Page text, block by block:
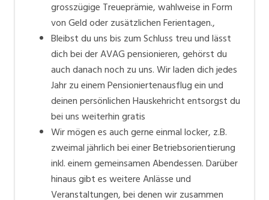
grosszügige Treueprämie, wahlweise in Form
von Geld oder zusätzlichen Ferientagen.,
Bleibst du uns bis zum Schluss treu und lässt
dich bei der AVAG pensionieren, gehörst du
auch danach noch zu uns. Wir laden dich jedes
Jahr zu einem Pensioniertenausflug ein und
deinen persönlichen Hauskehricht entsorgst du
bei uns weiterhin gratis
Wir mögen es auch gerne einmal locker, z.B.
zweimal jährlich bei einer Betriebsorientierung
inkl. einem gemeinsamen Abendessen. Darüber
hinaus gibt es weitere Anlässe und
Veranstaltungen, bei denen wir zusammen